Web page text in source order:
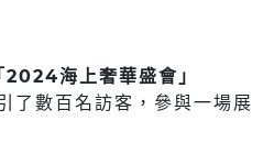
海上奢華盛會」
數百名訪客，參與一場展